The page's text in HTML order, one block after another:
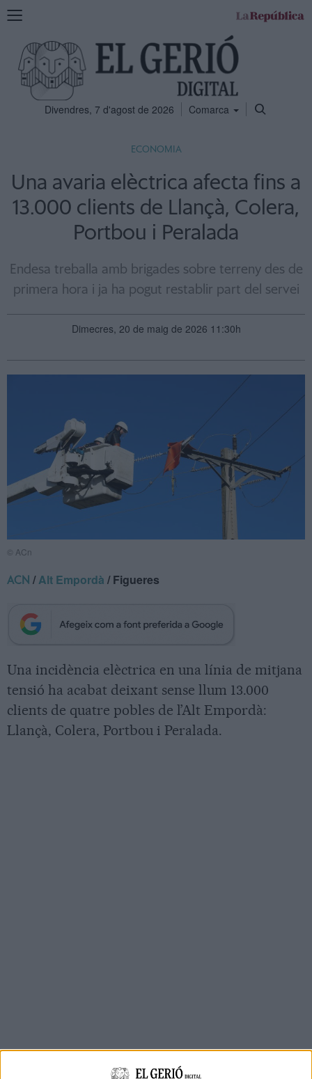
Mostra
navegació
Divendres, 7 d'agost de 2026 Comarca
ECONOMIA
Una avaria elèctrica afecta fins a
13.000 clients de Llançà, Colera,
Portbou i Peralada
Endesa treballa amb brigades sobre terreny des de
primera hora i ja ha pogut restablir part del servei
Dimecres, 20 de maig de 2026 11:30h
© ACn
ACN /Alt Empordà / Figueres
Una incidència elèctrica en una línia de mitjana
tensió ha acabat deixant sense llum 13.000
clients de quatre pobles de l’Alt Empordà:
Llançà, Colera, Portbou i Peralada.